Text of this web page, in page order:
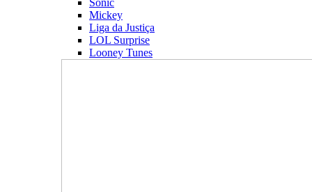
Sonic
Mickey
Liga da Justiça
LOL Surprise
Looney Tunes